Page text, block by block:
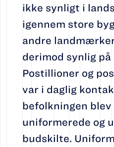
ikke synligt i
igennem store
andre
derimod synlig på
Postillioner og
var i daglig
befolkningen
uniformerede og
budskilte.